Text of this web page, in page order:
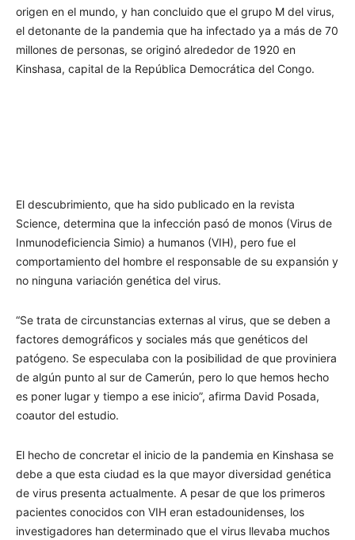
origen en el mundo, y han concluido que el grupo M del virus,
el detonante de la pandemia que ha infectado ya a más de 70
millones de personas, se originó alrededor de 1920 en
Kinshasa, capital de la República Democrática del Congo.
El descubrimiento, que ha sido publicado en la revista
Science, determina que la infección pasó de monos (Virus de
Inmunodeficiencia Simio) a humanos (VIH), pero fue el
comportamiento del hombre el responsable de su expansión y
no ninguna variación genética del virus.
“Se trata de circunstancias externas al virus, que se deben a
factores demográficos y sociales más que genéticos del
patógeno. Se especulaba con la posibilidad de que proviniera
de algún punto al sur de Camerún, pero lo que hemos hecho
es poner lugar y tiempo a ese inicio”, afirma David Posada,
coautor del estudio.
El hecho de concretar el inicio de la pandemia en Kinshasa se
debe a que esta ciudad es la que mayor diversidad genética
de virus presenta actualmente. A pesar de que los primeros
pacientes conocidos con VIH eran estadounidenses, los
investigadores han determinado que el virus llevaba muchos